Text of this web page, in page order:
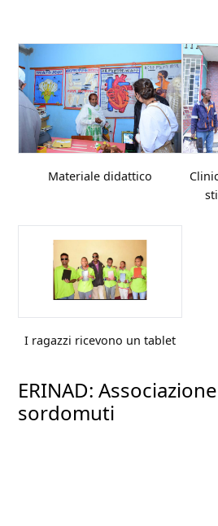
Materiale didattico
I ragazzi ricevono un tablet
ERINAD:
sordomuti